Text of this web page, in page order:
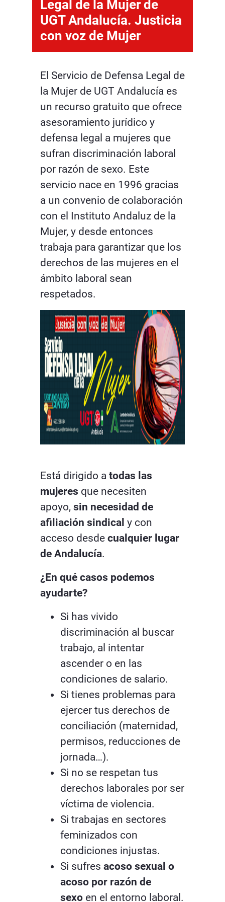
Legal de la Mujer de
UGT Andalucía. Justicia
con voz de Mujer
El Servicio de Defensa Legal de
la Mujer de UGT Andalucía es
un recurso gratuito que ofrece
asesoramiento jurídico y
defensa legal a mujeres que
sufran discriminación laboral
por razón de sexo. Este
servicio nace en 1996 gracias
a un convenio de colaboración
con el Instituto Andaluz de la
Mujer, y desde entonces
trabaja para garantizar que los
derechos de las mujeres en el
ámbito laboral sean
respetados.
Está dirigido a todas las
mujeres que necesiten
apoyo, sin necesidad de
afiliación sindical y con
acceso desde cualquier lugar
de Andalucía.
¿En qué casos podemos
ayudarte?
Si has vivido
discriminación al buscar
trabajo, al intentar
ascender o en las
condiciones de salario.
Si tienes problemas para
ejercer tus derechos de
conciliación (maternidad,
permisos, reducciones de
jornada…).
Si no se respetan tus
derechos laborales por ser
víctima de violencia.
Si trabajas en sectores
feminizados con
condiciones injustas.
Si sufres acoso sexual o
acoso por razón de
sexo en el entorno laboral.